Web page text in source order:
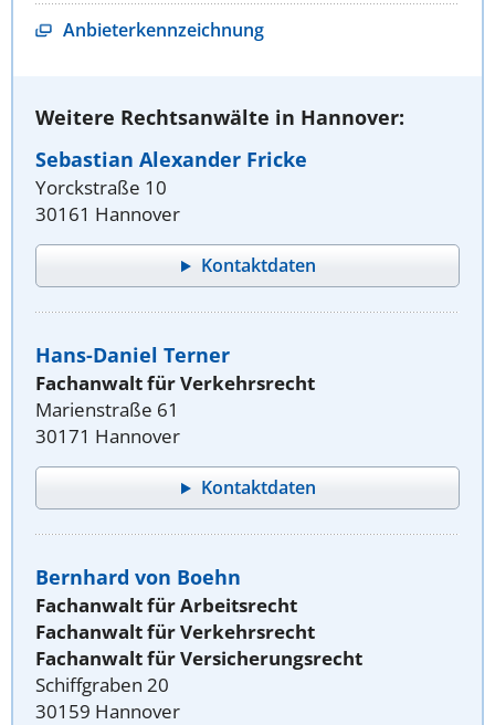
Anbieterkennzeichnung
Weitere Rechtsanwälte in Hannover:
Sebastian Alexander Fricke
Yorckstraße 10
30161 Hannover
Kontaktdaten
Hans-Daniel Terner
Fachanwalt für Verkehrsrecht
Marienstraße 61
30171 Hannover
Kontaktdaten
Bernhard von Boehn
Fachanwalt für Arbeitsrecht
Fachanwalt für Verkehrsrecht
Fachanwalt für Versicherungsrecht
Schiffgraben 20
30159 Hannover